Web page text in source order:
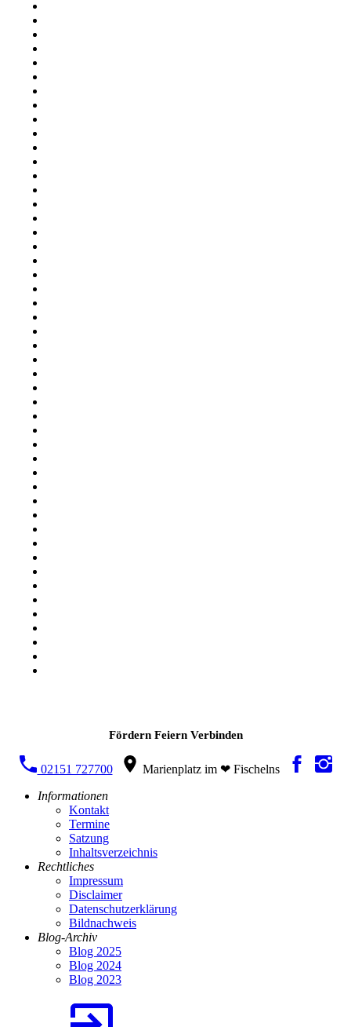
Fördern Feiern Verbinden
02151 727700
Marienplatz im ❤ Fischelns
Informationen
Kontakt
Termine
Satzung
Inhaltsverzeichnis
Rechtliches
Impressum
Disclaimer
Datenschutzerklärung
Bildnachweis
Blog-Archiv
Blog 2025
Blog 2024
Blog 2023